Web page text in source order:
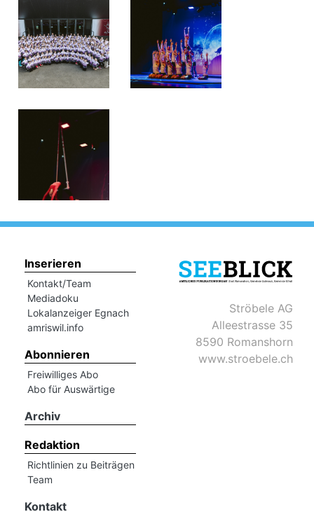
Inserieren
Kontakt/Team
Mediadoku
Lokalanzeiger Egnach
amriswil.info
Abonnieren
Freiwilliges Abo
Abo für Auswärtige
Archiv
Redaktion
Richtlinien zu Beiträgen
Team
Kontakt
Ströbele AG
Alleestrasse 35
8590 Romanshorn
www.stroebele.ch